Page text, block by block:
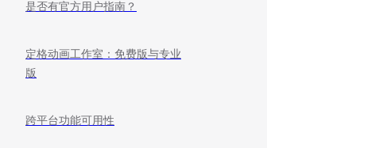
是否有官方用户指南？
定格动画工作室：免费版与专业
版
跨平台功能可用性